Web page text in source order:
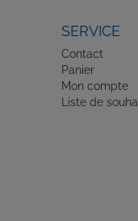
SERVICE
Contact
Panier
Mon compte
Liste de